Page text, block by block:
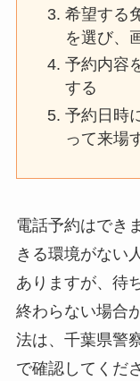
希望する
を選び、
予約内容
する
予約日時
って来場
電話予約はでき
きる環境がない
ありますが、待
終わらない場合
法は、千葉県警
で確認してくだ